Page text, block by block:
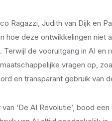
Ragazzi, Judith van Dijk en
hoe deze ontwikkelingen niet
Terwijl de vooruitgang in AI
vragen op,
en transparant gebruik van
van ‘De AI Revolutie’, bood